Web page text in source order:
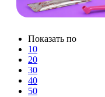
Показать по
10
20
30
40
50